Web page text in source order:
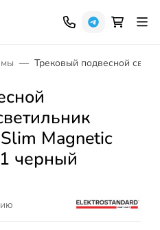
Трековый подвесной
Magnetic
черный